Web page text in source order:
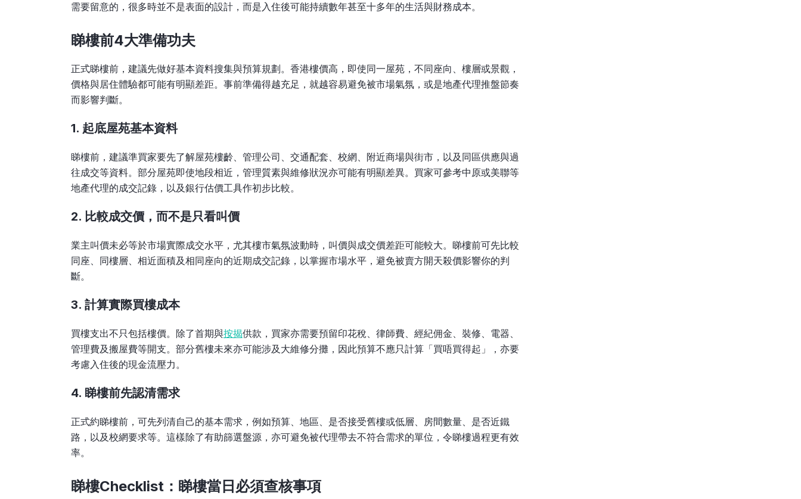
需要留意的，很多時並不是表面的設計，而是入住後可能持續數年甚至十多年的生活與財務成本。
睇樓前4大準備功夫
正式睇樓前，建議先做好基本資料搜集與預算規劃。香港樓價高，即使同一屋苑，不同座向、樓層或景觀，
價格與居住體驗都可能有明顯差距。事前準備得越充足，就越容易避免被市場氣氛，或是地產代理推盤節奏
而影響判斷。
1. 起底屋苑基本資料
睇樓前，建議準買家要先了解屋苑樓齡、管理公司、交通配套、校網、附近商場與街市，以及同區供應與過
往成交等資料。部分屋苑即使地段相近，管理質素與維修狀況亦可能有明顯差異。買家可參考中原或美聯等
地產代理的成交記錄，以及銀行估價工具作初步比較。
2. 比較成交價，而不是只看叫價
業主叫價未必等於市場實際成交水平，尤其樓市氣氛波動時，叫價與成交價差距可能較大。睇樓前可先比較
同座、同樓層、相近面積及相同座向的近期成交記錄，以掌握市場水平，避免被賣方開天殺價影響你的判
斷。
3. 計算實際買樓成本
買樓支出不只包括樓價。除了首期與按揭供款，買家亦需要預留印花稅、律師費、經紀佣金、裝修、電器、
管理費及搬屋費等開支。部分舊樓未來亦可能涉及大維修分攤，因此預算不應只計算「買唔買得起」，亦要
考慮入住後的現金流壓力。
4. 睇樓前先認清需求
正式約睇樓前，可先列清自己的基本需求，例如預算、地區、是否接受舊樓或低層、房間數量、是否近鐵
路，以及校網要求等。這樣除了有助篩選盤源，亦可避免被代理帶去不符合需求的單位，令睇樓過程更有效
率。
睇樓Checklist：睇樓當日必須查核事項